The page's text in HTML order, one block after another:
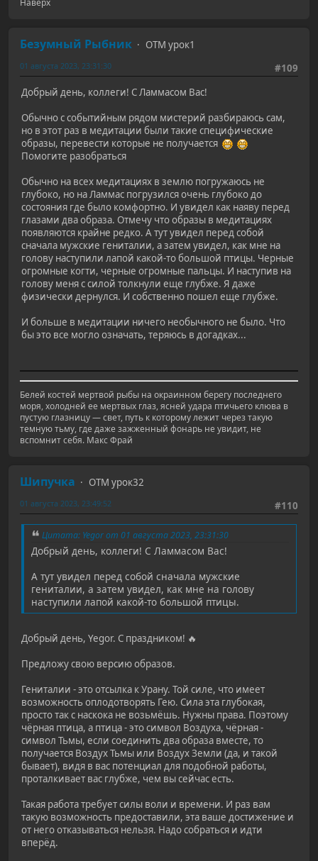
Безумный Рыбник
ОТМ урок1
#109
01 августа 2023, 23:31:30
Добрый день, коллеги! С Ламмасом Вас!
Обычно с событийным рядом мистерий разбираюсь сам,
но в этот раз в медитации были такие специфические
образы, перевести которые не получается
Помогите разобраться
Обычно на всех медитациях в землю погружаюсь не
глубоко, но на Ламмас погрузился очень глубоко до
состояния где было комфортно. И увидел как наяву перед
глазами два образа. Отмечу что образы в медитациях
появляются крайне редко. А тут увидел перед собой
сначала мужские гениталии, а затем увидел, как мне на
голову наступили лапой какой-то большой птицы. Черные
огромные когти, черные огромные пальцы. И наступив на
голову меня с силой толкнули еще глубже. Я даже
физически дернулся. И собственно пошел еще глубже.
И больше в медитации ничего необычного не было. Что
бы это все могло означать, теряюсь в догадках...
Белей костей мертвой рыбы на окраинном берегу последнего
моря, холодней ее мертвых глаз, ясней удара птичьего клюва в
пустую глазницу — свет, путь к которому лежит через такую
темную тьму, где даже зажженный фонарь не увидит, не
вспомнит себя. Макс Фрай
Шипучка
ОТМ урок32
#110
01 августа 2023, 23:49:52
Цитата: Yegor от 01 августа 2023, 23:31:30
Добрый день, коллеги! С Ламмасом Вас!
А тут увидел перед собой сначала мужские
гениталии, а затем увидел, как мне на голову
наступили лапой какой-то большой птицы.
Добрый день, Yegor. С праздником! 🔥
Предложу свою версию образов.
Гениталии - это отсылка к Урану. Той силе, что имеет
возможность оплодотворять Гею. Сила эта глубокая,
просто так с наскока не возьмёшь. Нужны права. Поэтому
чёрная птица, а птица - это символ Воздуха, чёрная -
символ Тьмы, если соединить два образа вместе, то
получается Воздух Тьмы или Воздух Земли (да, и такой
бывает), видя в вас потенциал для подобной работы,
проталкивает вас глубже, чем вы сейчас есть.
Такая работа требует силы воли и времени. И раз вам
такую возможность предоставили, эта ваше достижение и
от него отказываться нельзя. Надо собраться и идти
вперёд.